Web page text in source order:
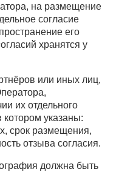
на размещение
согласие
его
хранятся у
или иных лиц,
их отдельного
указаны:
срок размещения,
отзыва согласия.
должна быть